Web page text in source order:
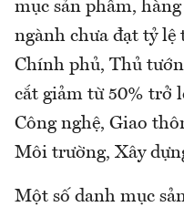
mục sản phẩm,
ngành chưa đạt tỷ lệ
Chính phủ, Thủ
cắt giảm từ 50% trở
Công nghệ, Giao
Môi trường, Xây
Một số danh mục